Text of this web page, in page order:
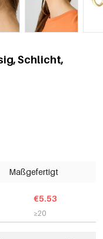
Schlicht,
Maßgefertigt
€5.53
≥20